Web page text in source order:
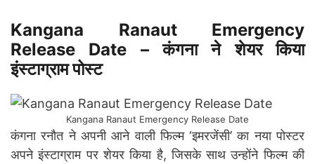
Kangana Ranaut Emergency
Release Date –कंगना ने शेयर किया
इंस्टाग्राम पोस्ट
Kangana Ranaut Emergency Release Date
कंगना रनौत ने अपनी आने वाली फिल्म ‘इमरजेंसी’ का नया पोस्टर
अपने इंस्टाग्राम पर शेयर किया है, जिसके साथ उन्होंने फिल्म की